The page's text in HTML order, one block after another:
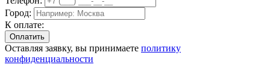
Город:
К оплате:
Оставляя заявку, вы принимаете политику
конфиденциальности